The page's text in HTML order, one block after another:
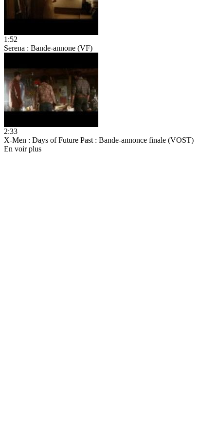
1:52
Serena : Bande-annone (VF)
2:33
X-Men : Days of Future Past : Bande-annonce finale (VOST)
En voir plus